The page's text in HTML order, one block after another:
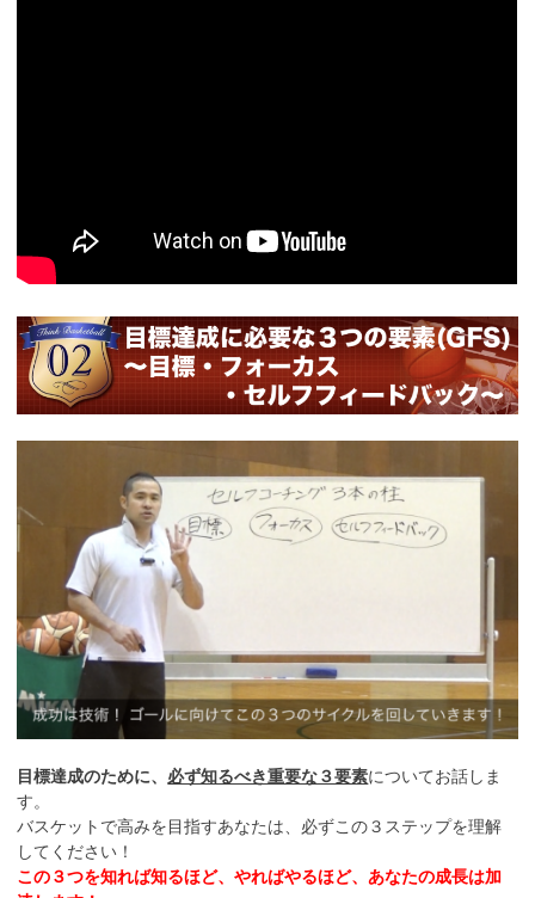
目標達成のために、 必ず知るべき重要な３要素についてお話しま
す。
バスケットで高みを目指すあなたは、必ずこの３ステップを理解
してください！
この３つを知れば知るほど、やればやるほど、あなたの成長は加